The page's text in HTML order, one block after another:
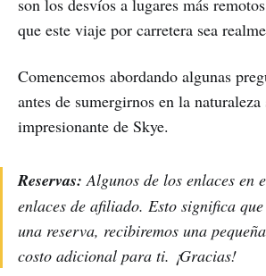
son los desvíos a lugares más
que este viaje por carretera sea
Comencemos abordando algunas
antes de sumergirnos en la naturaleza
impresionante de Skye.
Reservas: Algunos de los enlaces en
enlaces de afiliado. Esto significa
una reserva, recibiremos una
costo adicional para ti. ¡Gracias!